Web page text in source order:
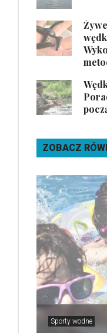
ZOBACZ
Sporty wodne